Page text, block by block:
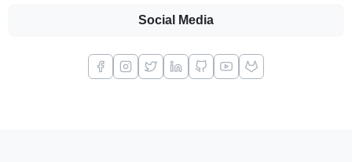
Social Media